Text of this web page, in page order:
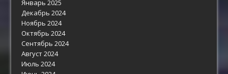
Январь 2025
Декабрь 2024
Ноябрь 2024
Октябрь 2024
Сентябрь 2024
Август 2024
Июль 2024